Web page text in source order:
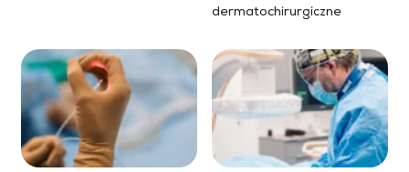
dermatochirurgiczne